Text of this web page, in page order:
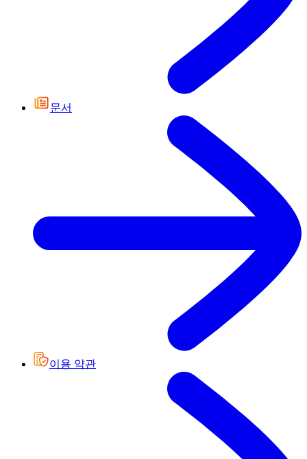
문서
이용 약관